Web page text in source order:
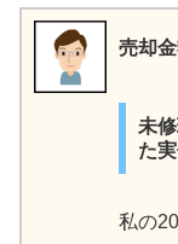
売却金
未
た
私の